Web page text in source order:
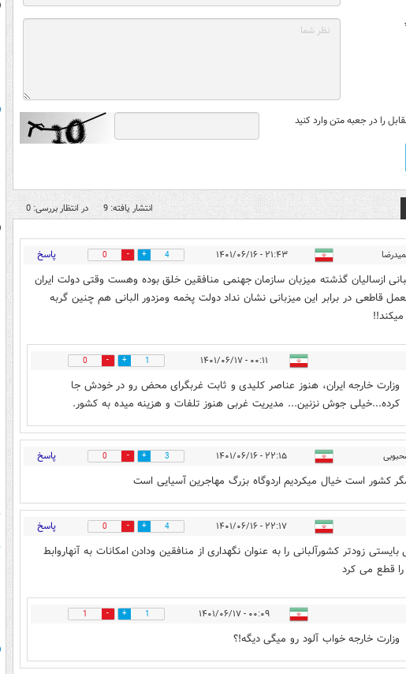
را در جعبه متن وارد کنید
انتشار یافته: 9 در انتظار بررسی: 0
۲۱:۴۳ - ۱۴۰۱/۰۶/۱۶ 4
0 پاسخ
ازسالیان گذشته میزبان سازمان جهنمی منافقین خلق بوده وهست وقتی دولت ایران
قاطعی در برابر این میزبانی نشان نداد دولت پخمه ومزدور البانی هم چنین گربه
۰۰:۱۱ - ۱۴۰۱/۰۶/۱۷ 1
0
وزارت خارجه ایران، هنوز عناصر کلیدی و ثابت غربگرای محض رو در خودش جا
کرده...خیلی جوش نزنین... مدیریت غربی هنوز تلفات و هزینه میده به کشور.
۲۲:۱۵ - ۱۴۰۱/۰۶/۱۶ 3
0 پاسخ
کشور است خیال میکردیم اردوگاه بزرگ مهاجرین آسیایی است
۲۲:۱۷ - ۱۴۰۱/۰۶/۱۶ 4
0 پاسخ
بایستی زودتر کشورآلبانی را به عنوان نگهداری از منافقین ودادن امکانات به آنهاروابط
قطع می کرد
۰۰:۰۹ - ۱۴۰۱/۰۶/۱۷ 1
1
وزارت خارجه خواب آلود رو میگی دیگه!؟